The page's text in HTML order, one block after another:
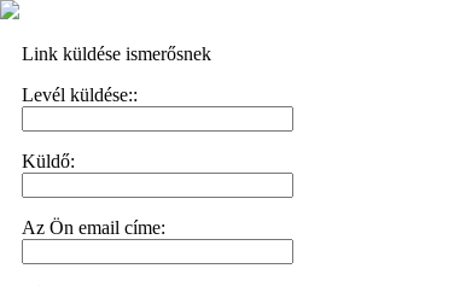
Link küldése ismerősnek
Levél küldése::
Küldő:
Az Ön email címe: